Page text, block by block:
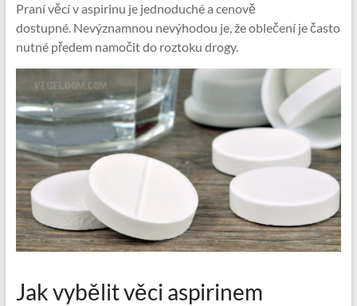
Praní věcí v aspirinu je jednoduché a cenově
dostupné. Nevýznamnou nevýhodou je, že oblečení je často
nutné předem namočit do roztoku drogy.
Jak vybělit věci aspirinem